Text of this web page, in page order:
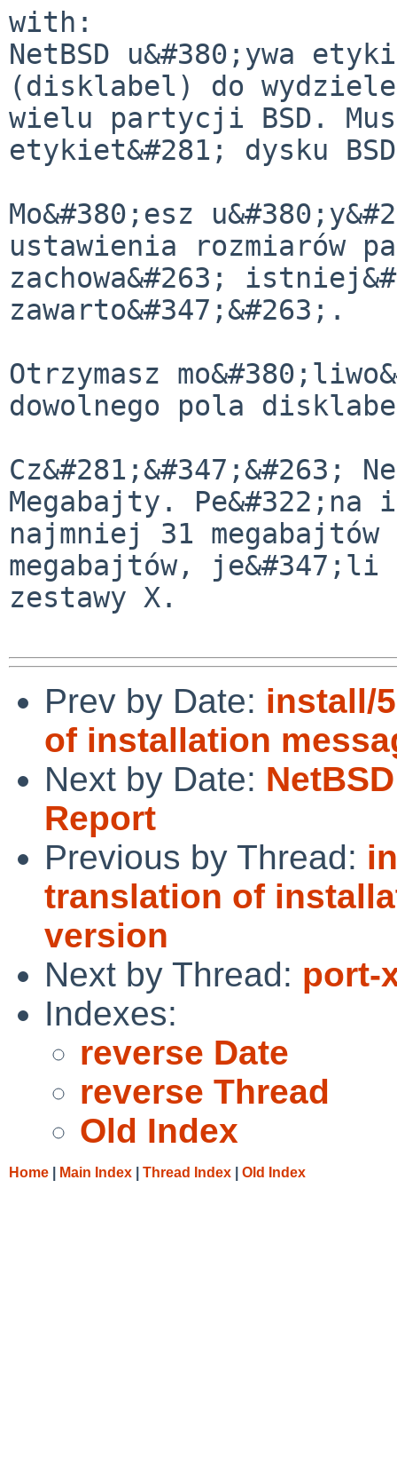
with:
NetBSD u&#380;ywa
(disklabel) do
wielu partycji BSD.
etykiet&#281; dysku
Mo&#380;esz
ustawienia rozmiarów
zachowa&#263;
zawarto&#347;&#263;.
Otrzymasz
dowolnego pola
Cz&#281;&#347;&#263;
Megabajty. Pe&#322;na
najmniej 31
megabajtów, je&#347;li
zestawy X.
Prev by Date: install/
of installation
Next by Date:
Report
Previous by Thread:
translation of
version
Next by Thread: port-
Indexes:
reverse Date
reverse Thread
Old Index
Home Main Index Thread Index Old Index